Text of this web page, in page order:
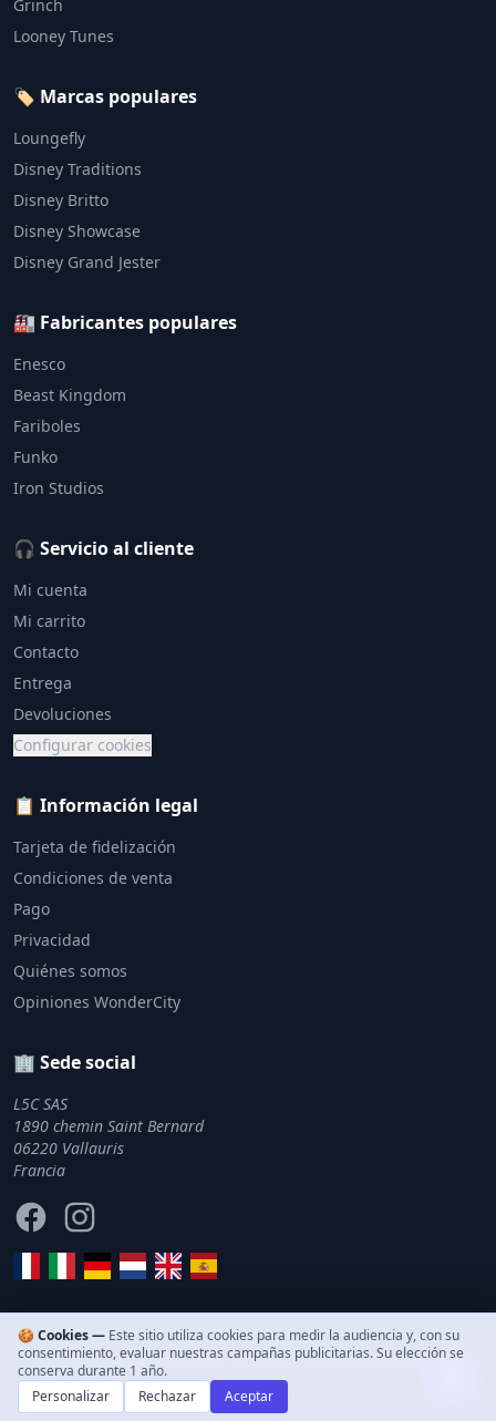
Grinch
Looney Tunes
🏷️ Marcas populares
Loungefly
Disney Traditions
Disney Britto
Disney Showcase
Disney Grand Jester
🏭 Fabricantes populares
Enesco
Beast Kingdom
Fariboles
Funko
Iron Studios
🎧 Servicio al cliente
Mi cuenta
Mi carrito
Contacto
Entrega
Devoluciones
Configurar cookies
📋 Información legal
Tarjeta de fidelización
Condiciones de venta
Pago
Privacidad
Quiénes somos
Opiniones WonderCity
🏢 Sede social
L5C SAS
1890 chemin Saint Bernard
06220 Vallauris
Francia
FacebookInstagram
© 2011–2026 WonderCity. Todos los derechos reservados.
🍪 Cookies — Este sitio utiliza cookies para medir la audiencia y, con su
consentimiento, evaluar nuestras campañas publicitarias. Su elección se
conserva durante 1 año.
Personalizar
Rechazar Aceptar